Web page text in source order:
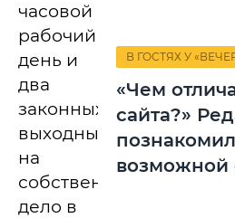
часовой
рабочий
день и
два
законных
выходных
на
собственное
дело в
В ГОСТЯХ У
«Чем
сайта?»
возможной